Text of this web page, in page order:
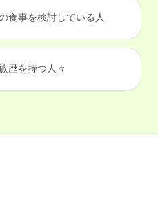
食事を検討している人
歴を持つ人々